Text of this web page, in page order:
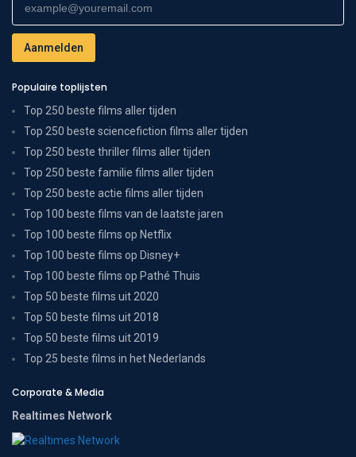
Populaire toplijsten
Top 250 beste films aller tijden
Top 250 beste sciencefiction films aller tijden
Top 250 beste thriller films aller tijden
Top 250 beste familie films aller tijden
Top 250 beste actie films aller tijden
Top 100 beste films van de laatste jaren
Top 100 beste films op Netflix
Top 100 beste films op Disney+
Top 100 beste films op Pathé Thuis
Top 50 beste films uit 2020
Top 50 beste films uit 2018
Top 50 beste films uit 2019
Top 25 beste films in het Nederlands
Corporate & Media
Realtimes Network